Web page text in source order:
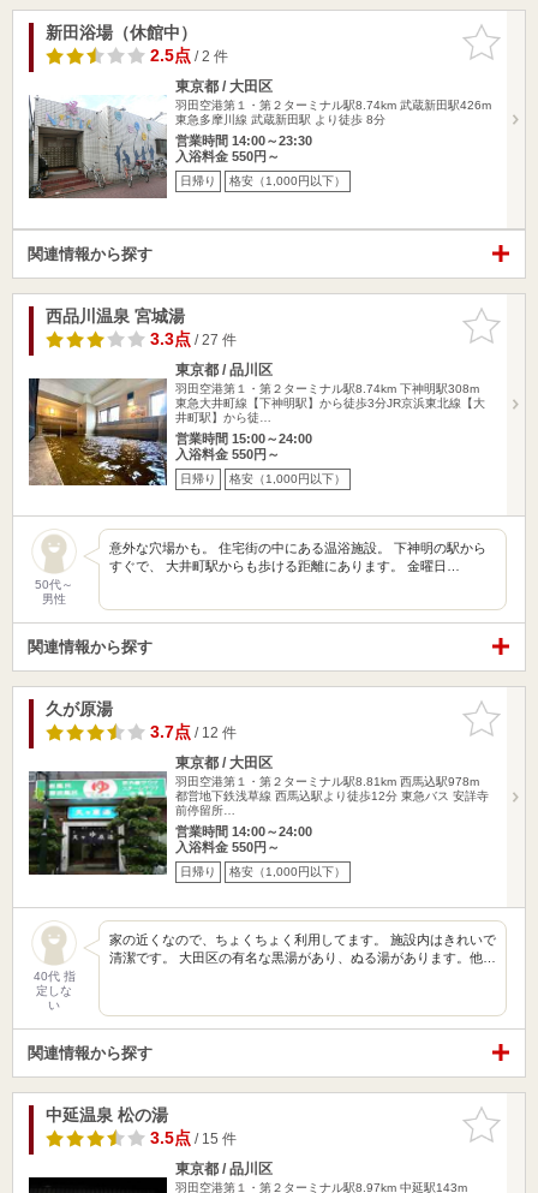
お気に入
りに追加
新田浴場（休館中）
2.5点/ 2 件
東京都 / 大田区
羽田空港第１・第２ターミナル駅8.74km 武蔵新田駅426m
東急多摩川線 武蔵新田駅 より徒歩 8分
営業時間 14:00～23:30
入浴料金 550円～
日帰り 格安（1,000円以下）
関連情報から探す
お気に入
りに追加
西品川温泉 宮城湯
3.3点/ 27 件
東京都 / 品川区
羽田空港第１・第２ターミナル駅8.74km 下神明駅308m
東急大井町線【下神明駅】から徒歩3分JR京浜東北線【大
井町駅】から徒…
営業時間 15:00～24:00
入浴料金 550円～
日帰り 格安（1,000円以下）
50代～
男性
意外な穴場かも。 住宅街の中にある温浴施設。 下神明の駅から
すぐで、 大井町駅からも歩ける距離にあります。 金曜日…
関連情報から探す
お気に入
りに追加
久が原湯
3.7点/ 12 件
東京都 / 大田区
羽田空港第１・第２ターミナル駅8.81km 西馬込駅978m
都営地下鉄浅草線 西馬込駅より徒歩12分 東急バス 安詳寺
前停留所…
営業時間 14:00～24:00
入浴料金 550円～
日帰り 格安（1,000円以下）
40代 指
定しな
い
家の近くなので、ちょくちょく利用してます。 施設内はきれいで
清潔です。 大田区の有名な黒湯があり、ぬる湯があります。他…
関連情報から探す
お気に入
りに追加
中延温泉 松の湯
3.5点/ 15 件
東京都 / 品川区
羽田空港第１・第２ターミナル駅8.97km 中延駅143m